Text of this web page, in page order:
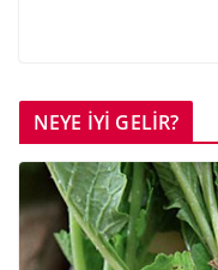
NEYE İYİ GELİR?